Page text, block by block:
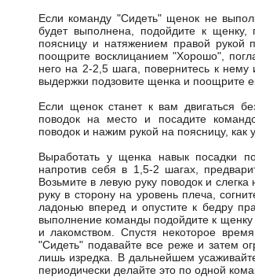
Если команду "Сидеть" щенок не
будет выполнена, подойдите к
поясницу и натяжением правой рукой
поощрите восклицанием "Хорошо",
него на 2-2,5 шага, повернитесь к
выдержки подзовите щенка и поощрите
Если щенок станет к вам двигаться
поводок на место и посадите
поводок и нажим рукой на поясницу, как
Выработать у щенка навык посадки
напротив себя в 1,5-2 шагах,
Возьмите в левую руку поводок и
руку в сторону на уровень плеча,
ладонью вперед и опустите к бедру
выполнение команды подойдите к
и лакомством. Спустя некоторое
"Сидеть" подавайте все реже и затем
лишь изредка. В дальнейшем
периодически делайте это по одной